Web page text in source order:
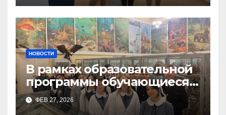
НОВОСТИ
В рамках образовательной
программы обучающиеся
9а,8,9б классов посетили
зоологический музей и
ФЕВ 27, 2026